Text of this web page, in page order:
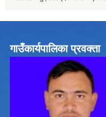
गाउँकार्यपालिका प्रवक्ता